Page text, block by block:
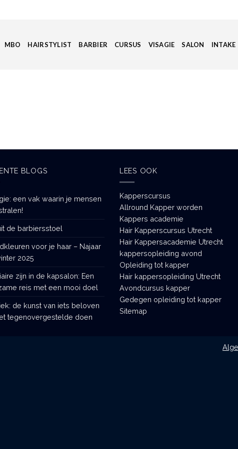
MBO HAIRSTYLIST BARBIER CURSUS VISAGIE SALON INTAKE
BLOGS
een vak waarin je mensen
de barbiersstoel
voor je haar – Najaar
2025
zijn in de kapsalon: Een
reis met een mooi doel
de kunst van iets beloven
tegenovergestelde doen
LEES OOK
Kapperscursus
Allround Kapper worden
Kappers academie
Hair Kapperscursus Utrecht
Hair Kappersacademie Utrecht
kappersopleiding avond
Opleiding tot kapper
Hair kappersopleiding Utrecht
Avondcursus kapper
Gedegen opleiding tot kapper
Sitemap